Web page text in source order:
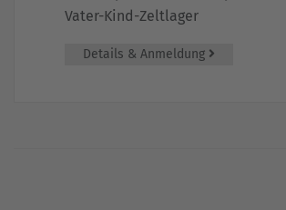
Vater-Kind-Zeltlager
Details & Anmeldung